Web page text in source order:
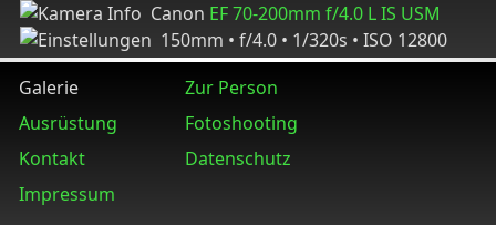
Canon EF 70-200mm f/4.0 L IS USM
150mm • f/4.0 • 1/320s • ISO 12800
Galerie
Zur Person
Ausrüstung
Fotoshooting
Kontakt
Datenschutz
Impressum